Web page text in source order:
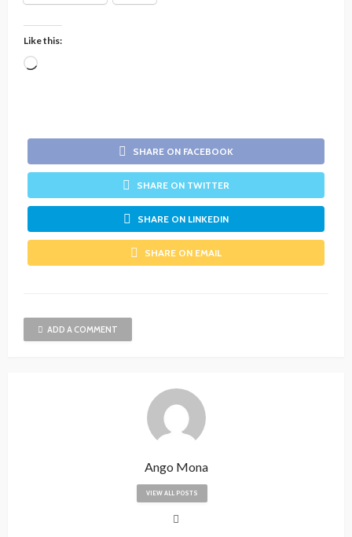
Like this:
Loading…
SHARE ON FACEBOOK
SHARE ON TWITTER
SHARE ON LINKEDIN
SHARE ON EMAIL
ADD A COMMENT
Ango Mona
VIEW ALL POSTS